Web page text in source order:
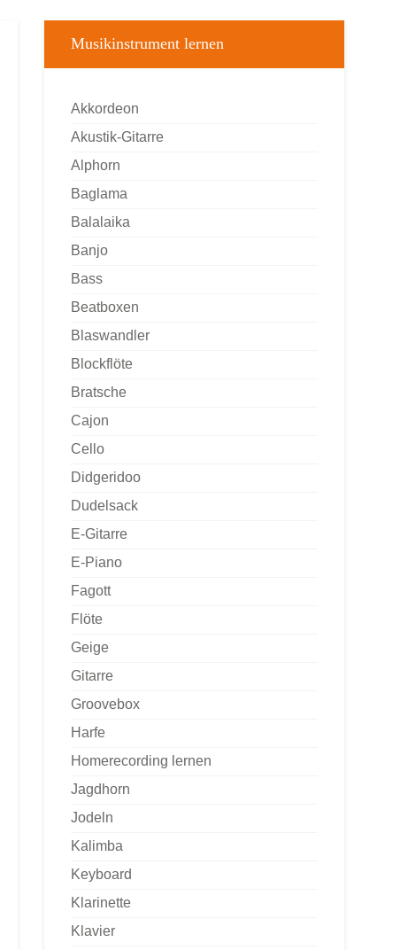
Musikinstrument lernen
Akkordeon
Akustik-Gitarre
Alphorn
Baglama
Balalaika
Banjo
Bass
Beatboxen
Blaswandler
Blockflöte
Bratsche
Cajon
Cello
Didgeridoo
Dudelsack
E-Gitarre
E-Piano
Fagott
Flöte
Geige
Gitarre
Groovebox
Harfe
Homerecording lernen
Jagdhorn
Jodeln
Kalimba
Keyboard
Klarinette
Klavier